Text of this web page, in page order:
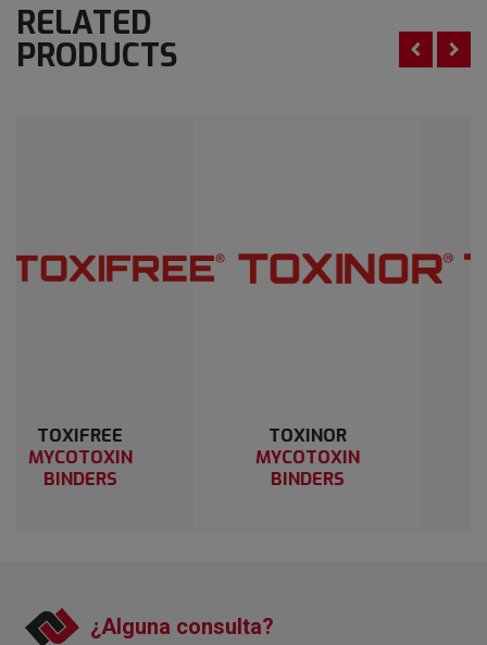
RELATED
PRODUCTS
MYCOTOXIN
TOXIWALL
MYCOTOXIN
¿Alguna consulta?